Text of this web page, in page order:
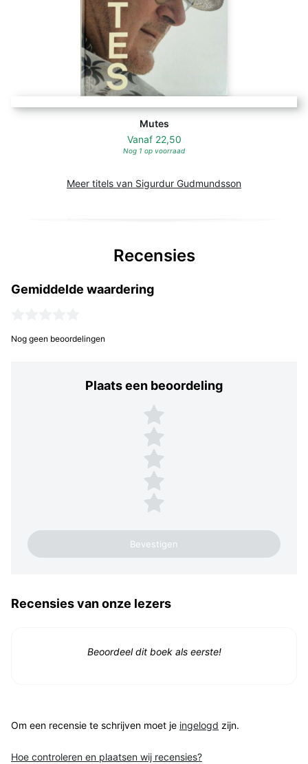
Mutes
Vanaf 22,50
Nog 1 op voorraad
Meer titels van Sigurdur Gudmundsson
Recensies
Gemiddelde waardering
Nog geen beoordelingen
Plaats een beoordeling
Plaats een beoordeling
5 sterren
4 sterren
3 sterren
2 sterren
1 ster
Recensies van onze lezers
Beoordeel dit boek als eerste!
Om een recensie te schrijven moet je ingelogd zijn.
Hoe controleren en plaatsen wij recensies?